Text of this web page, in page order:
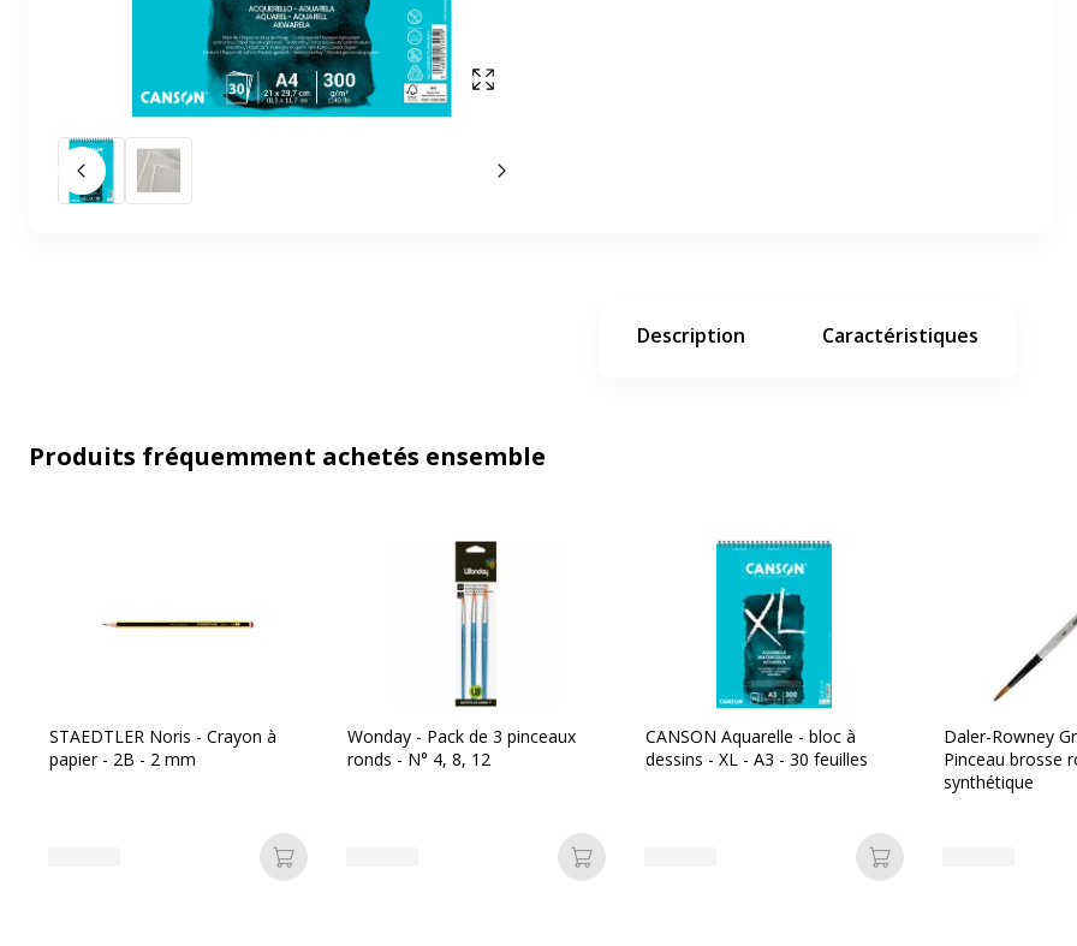
Afficher en plein écran
Slide précédent Slide suivant
Description Caractéristiques
Produits fréquemment achetés ensemble
STAEDTLER Noris - Crayon à
papier - 2B - 2 mm
Ajouter au panier
Wonday - Pack de 3 pinceaux
ronds - N° 4, 8, 12
Ajouter au panier
CANSON Aquarelle - bloc à
dessins - XL - A3 - 30 feuilles
Ajouter au panier
Daler-Rowney
Pinceau brosse
synthétique